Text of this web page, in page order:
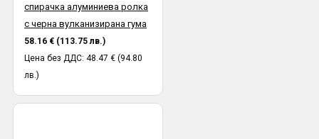
спирачка алуминиева ролка
с черна вулканизирана гума
58.16 € (113.75 лв.)
Цена без ДДС: 48.47 € (94.80
лв.)